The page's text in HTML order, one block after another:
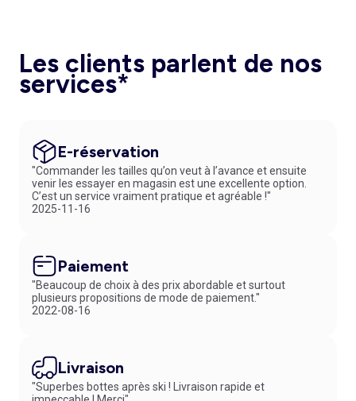
Les clients parlent de nos
services*
E-réservation
"Commander les tailles qu’on veut à l’avance et ensuite
venir les essayer en magasin est une excellente option.
C’est un service vraiment pratique et agréable !"
2025-11-16
Paiement
"Beaucoup de choix à des prix abordable et surtout
plusieurs propositions de mode de paiement."
2022-08-16
Livraison
"Superbes bottes après ski ! Livraison rapide et